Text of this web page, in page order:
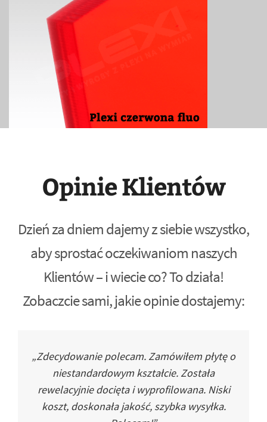
Opinie Klientów
Dzień za dniem dajemy z siebie wszystko,
aby sprostać oczekiwaniom naszych
Klientów – i wiecie co? To działa!
Zobaczcie sami, jakie opinie dostajemy:
„Zdecydowanie polecam. Zamówiłem płytę o
niestandardowym kształcie. Została
rewelacyjnie docięta i wyprofilowana. Niski
koszt, doskonała jakość, szybka wysyłka.